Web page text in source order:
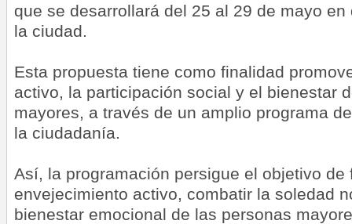
que se desarrollará del 25 al 29 de mayo
la ciudad.
Esta propuesta tiene como finalidad
activo, la participación social y el bienestar
mayores, a través de un amplio programa
la ciudadanía.
Así, la programación persigue el objetivo de
envejecimiento activo, combatir la soledad
bienestar emocional de las personas